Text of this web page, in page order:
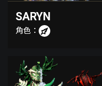
SARYN
角色：